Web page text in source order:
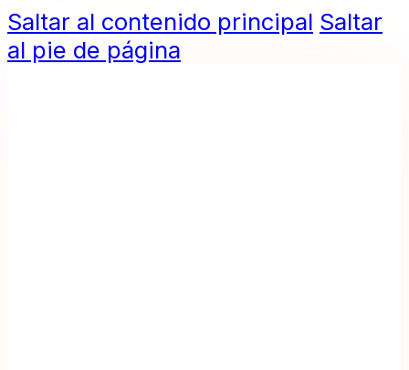
Saltar al contenido principal Saltar
al pie de página